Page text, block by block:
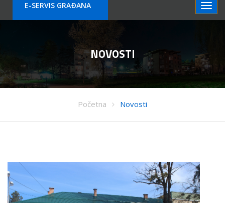
E-SERVIS GRAÐANA
NOVOSTI
Početna Novosti